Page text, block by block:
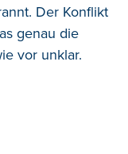
Der Konflikt
genau die
vor unklar.